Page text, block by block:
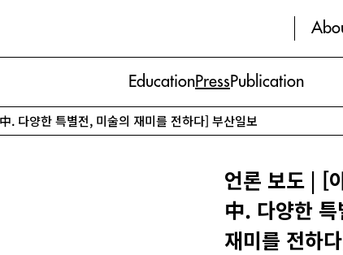
EducationPressPublication
. 다양한 특별전, 미술의 재미를 전하다] 부산일보
언론 보도 | [
中. 다양한
재미를 전하